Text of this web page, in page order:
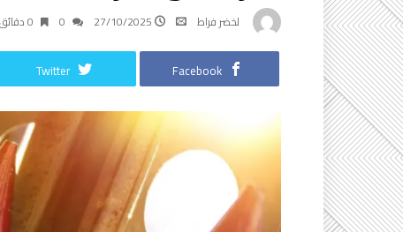
لخضر فراط 27/10/2025 0 ‫دقائق‬
Facebook
Twitter